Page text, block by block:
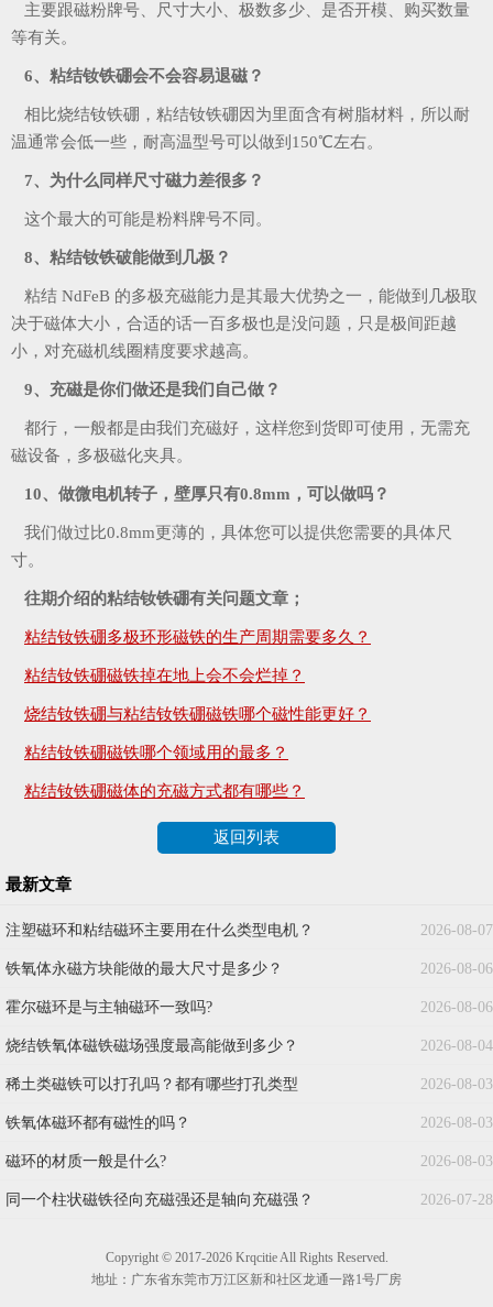
主要跟磁粉牌号、尺寸大小、极数多少、是否开模、购买数量
等有关。
6、粘结钕铁硼会不会容易退磁？
相比烧结钕铁硼，粘结钕铁硼因为里面含有树脂材料，所以耐
温通常会低一些，耐高温型号可以做到150℃左右。
7、为什么同样尺寸磁力差很多？
这个最大的可能是粉料牌号不同。
8、粘结钕铁破能做到几极？
粘结 NdFeB 的多极充磁能力是其最大优势之一，能做到几极取
决于磁体大小，合适的话一百多极也是没问题，只是极间距越
小，对充磁机线圈精度要求越高。
9、充磁是你们做还是我们自己做？
都行，一般都是由我们充磁好，这样您到货即可使用，无需充
磁设备，多极磁化夹具。
10、做微电机转子，壁厚只有0.8mm，可以做吗？
我们做过比0.8mm更薄的，具体您可以提供您需要的具体尺
寸。
往期介绍的粘结钕铁硼有关问题文章；
粘结钕铁硼多极环形磁铁的生产周期需要多久？
粘结钕铁硼磁铁掉在地上会不会烂掉？
烧结钕铁硼与粘结钕铁硼磁铁哪个磁性能更好？
粘结钕铁硼磁铁哪个领域用的最多？
粘结钕铁硼磁体的充磁方式都有哪些？
返回列表
最新文章
2026-08-07
注塑磁环和粘结磁环主要用在什么类型电机？
2026-08-06
铁氧体永磁方块能做的最大尺寸是多少？
2026-08-06
霍尔磁环是与主轴磁环一致吗?
2026-08-04
烧结铁氧体磁铁磁场强度最高能做到多少？
2026-08-03
稀土类磁铁可以打孔吗？都有哪些打孔类型
2026-08-03
铁氧体磁环都有磁性的吗？
2026-08-03
磁环的材质一般是什么?
2026-07-28
同一个柱状磁铁径向充磁强还是轴向充磁强？
Copyright © 2017-2026 Krqcitie All Rights Reserved.
地址：广东省东莞市万江区新和社区龙通一路1号厂房